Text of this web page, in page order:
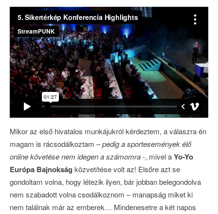
Mikor az első hivatalos munkájukról kérdeztem, a válaszra én
magam is rácsodálkoztam –pedig a sportesemények élő
online követése nem idegen a számomra-, mivel aYo-Yo
Európa Bajnokság közvetítése volt az! Elsőre azt se
gondoltam volna, hogy létezik ilyen, bár jobban belegondolva
nem szabadott volna csodálkoznom – manapság miket ki
nem találnak már az emberek… Mindenesetre a két napos